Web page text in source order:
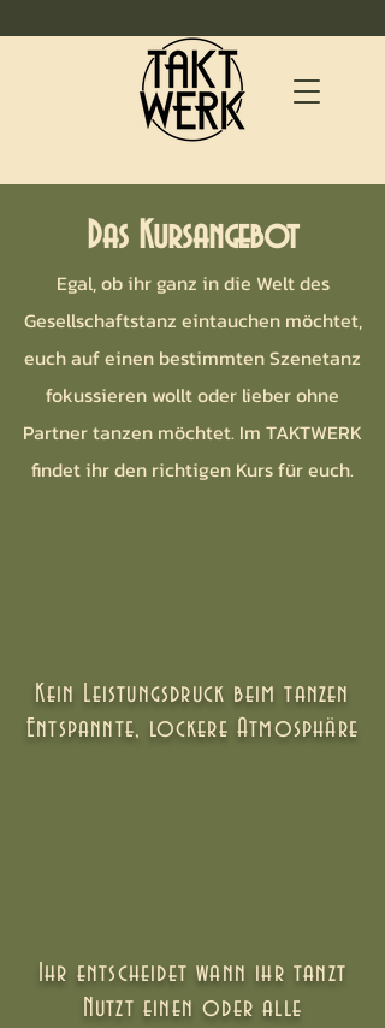
Das Kursangebot
Egal, ob ihr ganz in die Welt des
Gesellschaftstanz eintauchen möchtet,
euch auf einen bestimmten Szenetanz
fokussieren wollt oder lieber ohne
Partner tanzen möchtet. Im TAKTWERK
findet ihr den richtigen Kurs für euch.
Kein Leistungsdruck beim tanzen
Entspannte, lockere Atmosphäre
Ihr entscheidet wann ihr tanzt
Nutzt einen oder alle